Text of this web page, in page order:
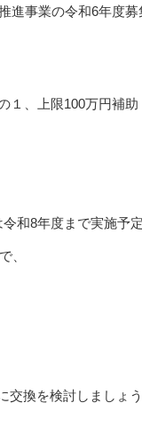
事業の令和6年度
１、上限100万円補助
和8年度まで実施予定
、
換を検討しましょう